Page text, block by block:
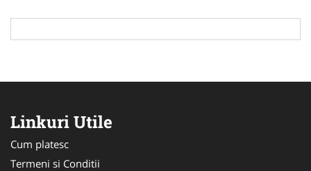
Linkuri Utile
Cum platesc
Termeni si Conditii